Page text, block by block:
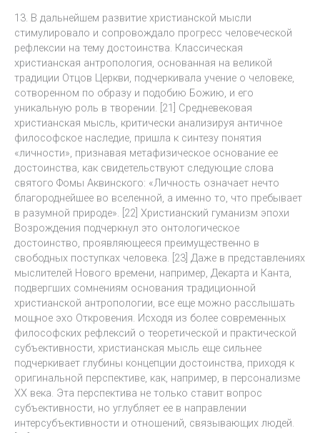
13. В дальнейшем развитие христианской мысли
стимулировало и сопровождало прогресс человеческой
рефлексии на тему достоинства. Классическая
христианская антропология, основанная на великой
традиции Отцов Церкви, подчеркивала учение о человеке,
сотворенном по образу и подобию Божию, и его
уникальную роль в творении. [21] Средневековая
христианская мысль, критически анализируя античное
философское наследие, пришла к синтезу понятия
«личности», признавая метафизическое основание ее
достоинства, как свидетельствуют следующие слова
святого Фомы Аквинского: «Личность означает нечто
благороднейшее во вселенной, а именно то, что пребывает
в разумной природе». [22] Христианский гуманизм эпохи
Возрождения подчеркнул это онтологическое
достоинство, проявляющееся преимущественно в
свободных поступках человека. [23] Даже в представлениях
мыслителей Нового времени, например, Декарта и Канта,
подвергших сомнениям основания традиционной
христианской антропологии, все еще можно расслышать
мощное эхо Откровения. Исходя из более современных
философских рефлексий о теоретической и практической
субъективности, христианская мысль еще сильнее
подчеркивает глубины концепции достоинства, приходя к
оригинальной перспективе, как, например, в персонализме
XX века. Эта перспектива не только ставит вопрос
субъективности, но углубляет ее в направлении
интерсубъективности и отношений, связывающих людей.